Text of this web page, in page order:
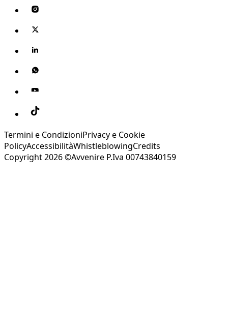
Termini e CondizioniPrivacy e Cookie
PolicyAccessibilitàWhistleblowingCredits
Copyright 2026 ©Avvenire P.Iva 00743840159